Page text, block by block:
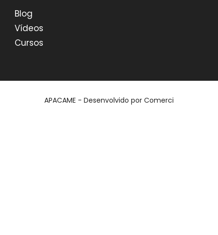
Blog
Vídeos
Cursos
APACAME - Desenvolvido por Comerci